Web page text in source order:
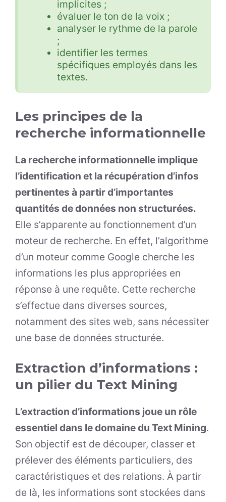
implicites ;
évaluer le ton de la voix ;
analyser le rythme de la parole
;
identifier les termes
spécifiques employés dans les
textes.
Les principes de la
recherche informationnelle
La recherche informationnelle implique
l’identification et la récupération d’infos
pertinentes à partir d’importantes
quantités de données non structurées.
Elle s’apparente au fonctionnement d’un
moteur de recherche. En effet, l’algorithme
d’un moteur comme Google cherche les
informations les plus appropriées en
réponse à une requête. Cette recherche
s’effectue dans diverses sources,
notamment des sites web, sans nécessiter
une base de données structurée.
Extraction d’informations :
un pilier du Text Mining
L’extraction d’informations joue un rôle
essentiel dans le domaine du Text Mining.
Son objectif est de découper, classer et
prélever des éléments particuliers, des
caractéristiques et des relations. À partir
de là, les informations sont stockées dans